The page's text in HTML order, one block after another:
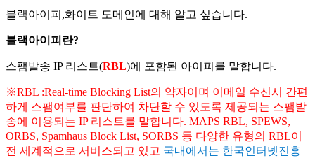
블랙아이피,화이트 도메인에 대해 알고 싶습니다.
블랙아이피란?
스팸발송 IP 리스트(RBL)에 포함된 아이피를 말합니다.
※RBL :Real-time Blocking List의 약자이며 이메일 수신시 간편
하게 스팸여부를 판단하여 차단할 수 있도록 제공되는 스팸발
송에 이용되는 IP 리스트를 말합니다. MAPS RBL, SPEWS,
ORBS, Spamhaus Block List, SORBS 등 다양한 유형의 RBL이
전 세계적으로 서비스되고 있고 국내에서는 한국인터넷진흥